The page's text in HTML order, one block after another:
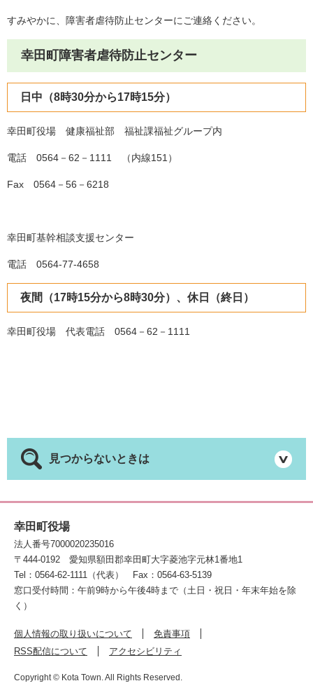
すみやかに、障害者虐待防止センターにご連絡ください。
幸田町障害者虐待防止センター
日中（8時30分から17時15分）
幸田町役場 健康福祉部 福祉課福祉グループ内
電話 0564－62－1111 （内線151）
Fax 0564－56－6218
幸田町基幹相談支援センター
電話 0564-77-4658
夜間（17時15分から8時30分）、休日（終日）
幸田町役場 代表電話 0564－62－1111
見つからないときは
幸田町役場
法人番号7000020235016
〒444-0192
愛知県額田郡幸田町大字菱池字元林1番地1
Tel：0564-62-1111（代表）
Fax：0564-63-5139
窓口受付時間：午前9時から午後4時まで（土日・祝日・年末年始を除
く）
個人情報の取り扱いについて
免責事項
RSS配信について
アクセシビリティ
Copyright © Kota Town. All Rights Reserved.